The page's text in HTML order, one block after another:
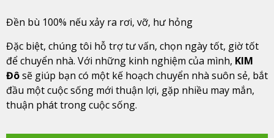
Đền bù 100% nếu xảy ra rơi, vỡ, hư hỏng
Đặc biệt, chúng tôi hỗ trợ tư vấn, chọn ngày tốt, giờ tốt
để chuyển nhà. Với những kinh nghiệm của mình, KIM
Đôsẽ giúp bạn có một kế hoạch chuyển nhà suôn sẻ, bắt
đầu một cuộc sống mới thuận lợi, gặp nhiều may mắn,
thuận phát trong cuộc sống.